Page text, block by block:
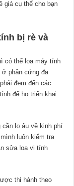
giá cụ thể cho bạn
bị rè và
có thể loa máy tính
ở phần cứng đa
đem đến các
để họ triển khai
lo âu về kinh phí
luôn kiểm tra
sửa loa vi tính
thi hành theo